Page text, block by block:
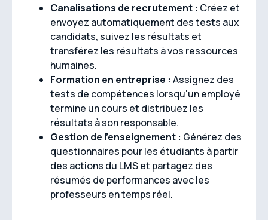
Canalisations de recrutement : Créez et
envoyez automatiquement des tests aux
candidats, suivez les résultats et
transférez les résultats à vos ressources
humaines.
Formation en entreprise : Assignez des
tests de compétences lorsqu'un employé
termine un cours et distribuez les
résultats à son responsable.
Gestion de l'enseignement : Générez des
questionnaires pour les étudiants à partir
des actions du LMS et partagez des
résumés de performances avec les
professeurs en temps réel.